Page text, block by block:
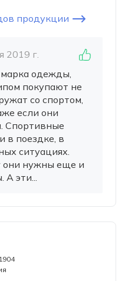
продукции
2019 г.
марка одежды,
покупают не
со спортом,
если они
Спортивные
в поездке, в
ситуациях.
они нужны еще и
А эти...